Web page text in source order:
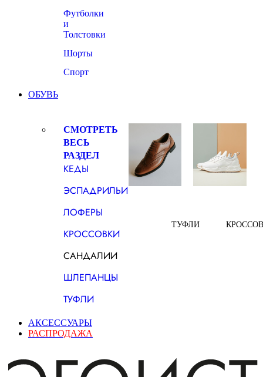
Футболки
и
Толстовки
Шорты
Спорт
ОБУВЬ
СМОТРЕТЬ
ВЕСЬ
РАЗДЕЛ
КЕДЫ
ЭСПАДРИЛЬИ
ЛОФЕРЫ
КРОССОВКИ
САНДАЛИИ
ШЛЕПАНЦЫ
ТУФЛИ
ТУФЛИ
АКСЕССУАРЫ
РАСПРОДАЖА